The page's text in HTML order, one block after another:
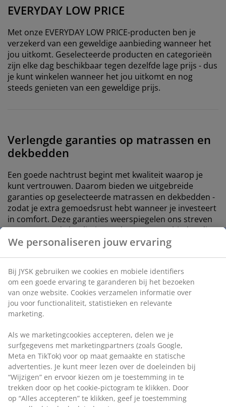
EVERYDAY LOW PRICE
Met onze EVERYDAY LOW PRICE-producten ben je
verzekerd van een geweldige aanbieding wanneer het
jou uitkomt. Geselecteerde producten en categorieën
zijn elke dag beschikbaar tegen dezelfde lage prijs - dus
je kunt winkelen wanneer het jou uitkomt en nog
steeds genieten van een geweldige prijs.
Verlengde garanties op matrassen en
dekbedden
Een goede nachtrust begint met kwaliteit waarop je
kunt vertrouwen. Daarom bieden we uitgebreide
garanties op geselecteerde matrassen en dekbedden -
zodat je extra gemoedsrust hebt wanneer je investeert
in comfort. Deze garanties weerspiegelen ons streven
om vertrouwde kwaliteitsproducten aan te bieden die
langdurig bestand zijn tegen dagelijks gebruik.
Uitgebreide matrasgarantie
We bieden een verlengde garantie van 15 of 25 jaar op
een aantal matrassen:
Boxmatrassen: 15 jaar garantie op PLUS en 25
jaar op GOLD
Springveermatrassen: 15 jaar garantie op PLUS
en 25 jaar op GOLD
Schuimmatrassen: 25 jaar garantie op GOLD
Boxsprings: 15 jaar garantie op PLUS en 25 jaar
We personaliseren jouw ervaring
Bij JYSK gebruiken we cookies en mobiele identifiers
om een goede ervaring te garanderen bij het bezoeken
van onze website. Cookies verzamelen informatie over
jou voor functionaliteit, statistieken en relevante
marketing.
Als we marketingcookies accepteren, delen we je
surfgegevens met marketingpartners (zoals Google,
Meta en TikTok) voor op maat gemaakte en statische
advertenties. Je kunt meer lezen over de doeleinden bij
“Wijzigen” en ervoor kiezen om je toestemming in te
trekken door op het cookie-pictogram te klikken. Door
op “Alles accepteren” te klikken, geef je toestemming